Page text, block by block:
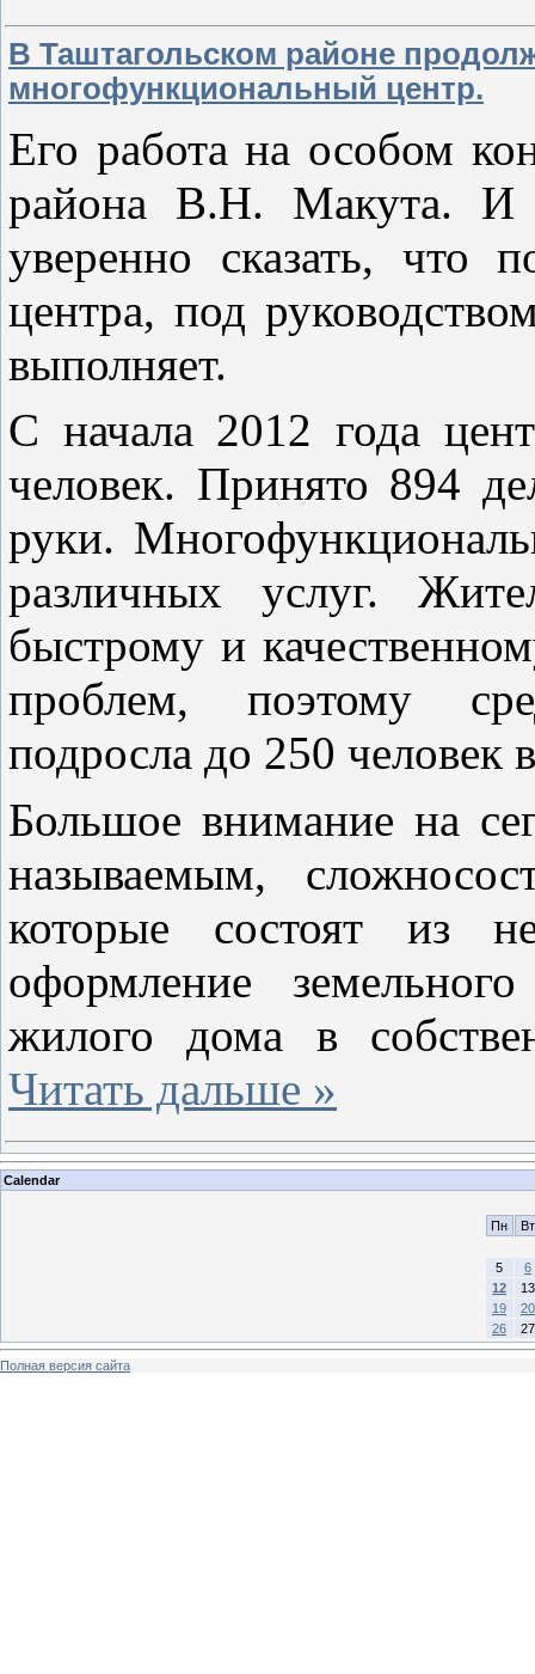
В Таштагольском районе
многофункциональный центр.
Его работа на особом
района В.Н. Макута. И
уверенно сказать, что
центра, под
выполняет.
С начала 2012 года
человек. Принято 894
руки.
различных услуг.
быстрому и
проблем, поэтому
подросла до 250 человек
Большое внимание на
называемым,
которые состоят из
оформление
жилого дома в
Читать дальше »
Calendar
Пн Вт
5
6
12
13
19
20
26
27
Полная версия сайта